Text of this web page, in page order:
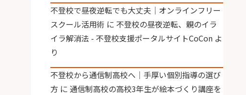
不登校で昼夜逆転でも大丈夫｜オンラインフリー
スクール活用術 に 不登校の昼夜逆転、親のイラ
イラ解消法 - 不登校支援ポータルサイトCoCon よ
り
不登校から通信制高校へ｜手厚い個別指導の選び
方 に通信制高校の高校3年生が絵本づくり講座を